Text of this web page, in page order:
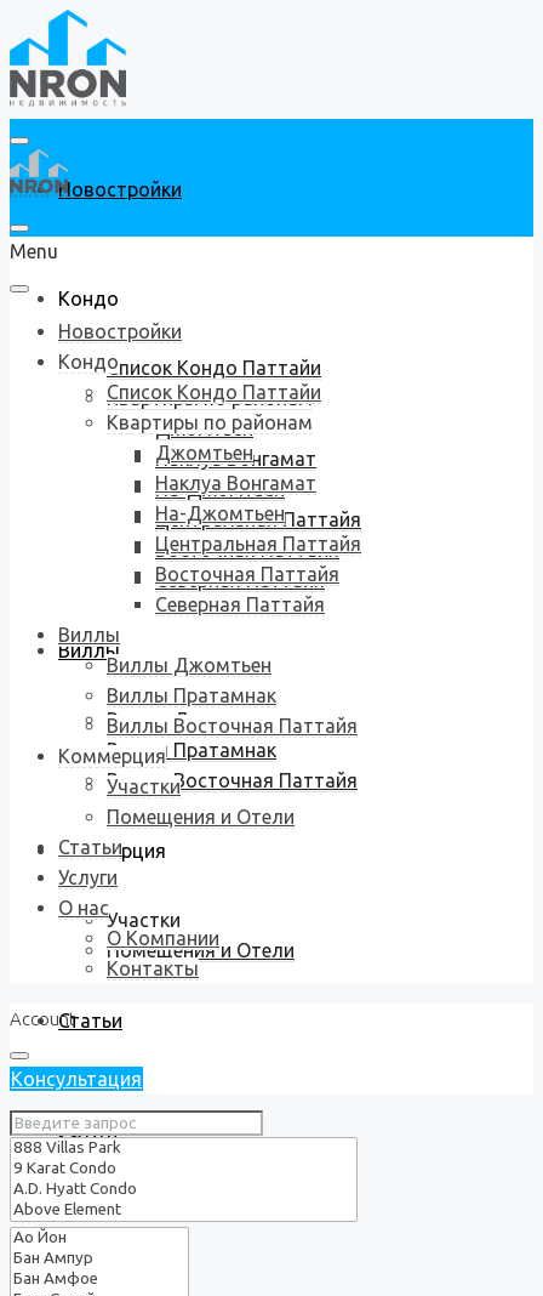
Новостройки
Кондо
Список Кондо Паттайи
Квартиры по районам
Джомтьен
Наклуа Вонгамат
На-Джомтьен
Центральная Паттайя
Восточная Паттайя
Северная Паттайя
Виллы
Виллы Джомтьен
Виллы Пратамнак
Виллы Восточная Паттайя
Коммерция
Участки
Помещения и Отели
Статьи
Услуги
О нас
Menu
Новостройки
Кондо
Список Кондо Паттайи
Квартиры по районам
Джомтьен
Наклуа Вонгамат
На-Джомтьен
Центральная Паттайя
Восточная Паттайя
Северная Паттайя
Виллы
Виллы Джомтьен
Виллы Пратамнак
Виллы Восточная Паттайя
Коммерция
Участки
Помещения и Отели
Статьи
Услуги
О нас
О Компании
Контакты
Account
Консультация